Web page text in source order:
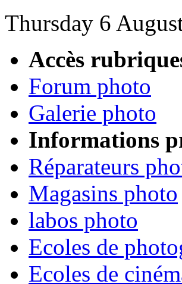
Thursday 6
Accès
Forum photo
Galerie photo
Informations
Réparateurs
Magasins photo
labos photo
Ecoles de
Ecoles de